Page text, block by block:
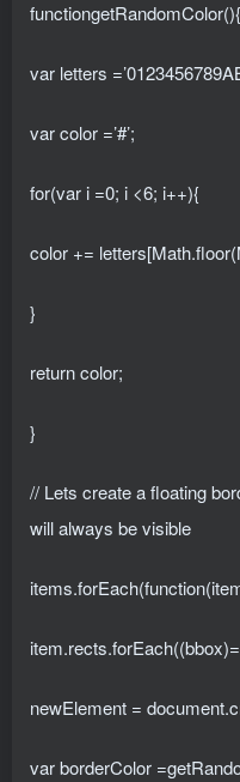
functiongetRandomColor(){
var letters
var color =’#’;
for(var i =0; i <6; i++){
color +=
}
return color;
}
// Lets create a floating
will always be visible
newElement =
var borderColor